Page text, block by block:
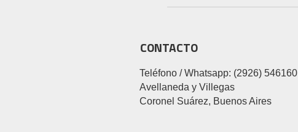
CONTACTO
Teléfono / Whatsapp: (2926) 546160
Avellaneda y Villegas
Coronel Suárez, Buenos Aires